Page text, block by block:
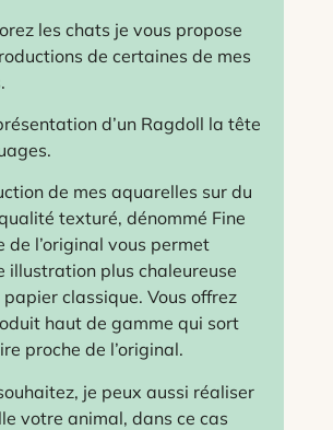
les chats je vous propose
de certaines de mes
d’un Ragdoll la tête
de mes aquarelles sur du
texturé, dénommé Fine
de l’original vous permet
illustration plus chaleureuse
classique. Vous offrez
haut de gamme qui sort
proche de l’original.
je peux aussi réaliser
votre animal, dans ce cas